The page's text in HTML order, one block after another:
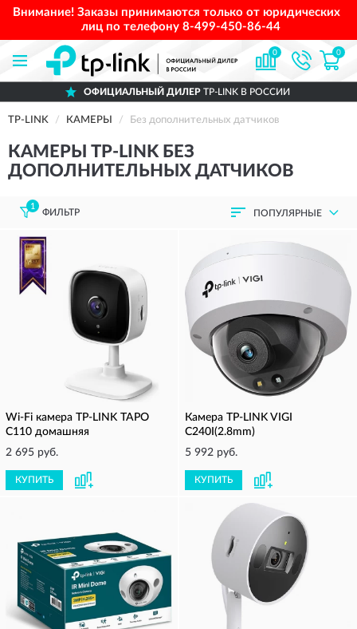
Внимание! Заказы принимаются только от юридических
лиц по телефону 8-499-450-86-44
0 0
ОФИЦИАЛЬНЫЙ ДИЛЕР TP-LINK В РОССИИ
TP-LINK КАМЕРЫ Без дополнительных датчиков
КАМЕРЫ TP-LINK БЕЗ
ДОПОЛНИТЕЛЬНЫХ ДАТЧИКОВ
1
ФИЛЬТР ПОПУЛЯРНЫЕ
Wi-Fi камера TP-LINK TAPO
C110 домашняя
2 695 руб.
КУПИТЬ
Камера TP-LINK VIGI
C240I(2.8mm)
5 992 руб.
КУПИТЬ